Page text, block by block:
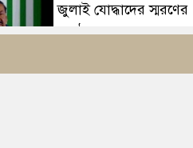
জুলাই যোদ্ধাদের স্মরণের
অনুষ্ঠানে যা দেখলাম, তা